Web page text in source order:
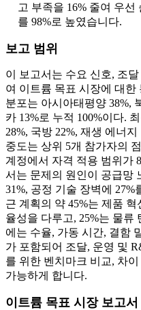
고 부족을 16% 줄여 우
를 98%로 높였습니다.
보고 범위
이 보고서는 수요 신호, 조
여 이트륨 목표 시장에 대한
분포는 아시아태평양 38%,
카 13%로 누적 100%이다.
28%, 국방 22%, 재생 에너
중도는 상위 5개 참가자의
계정에서 자격 적용 범위가
서는 문제의 원인이 공급망
31%, 공정 기술 장벽에 27%
근 계획의 약 45%는 제품
율성을 다루고, 25%는 물류
에는 수율, 가동 시간, 결함
가 포함되어 조달, 운영 및
를 위한 벤치마크 비교, 차
가능하게 합니다.
이트륨 목표 시장 보고서